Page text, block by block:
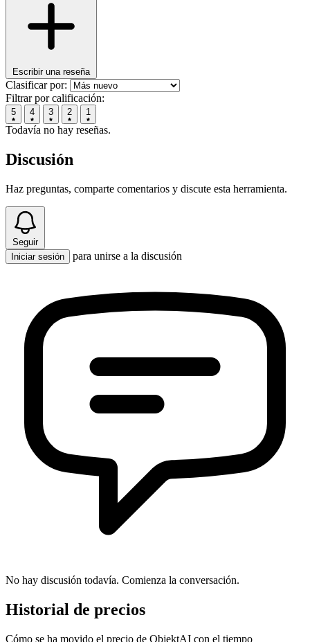
Escribir una reseña
Clasificar por:
Filtrar por calificación:
5 4 3 2 1
Todavía no hay reseñas.
Discusión
Haz preguntas, comparte comentarios y discute esta herramienta.
Seguir
Iniciar sesión
para unirse a la discusión
No hay discusión todavía. Comienza la conversación.
Historial de precios
Cómo se ha movido el precio de ObjektAI con el tiempo